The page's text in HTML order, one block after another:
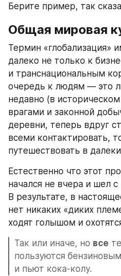
Берите пример, так
Общая мировая
Термин «глобализация»
далеко не только к
и транснациональным
очередь к людям — это
недавно (в
врагами и законной
деревни, теперь вдруг
всеми контактировать,
путешествовать в
Естественно что этот
начался не вчера и шел
В результате, в
нет никаких «диких
ходят голышом и
Так или иначе, но все
пользуются
и пьют кока-колу.